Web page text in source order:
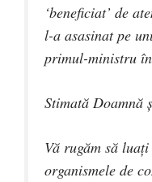
‘beneficiat’ de
l-a asasinat pe
primul-ministru
Stimată Doamnă
Vă rugăm să
organismele de